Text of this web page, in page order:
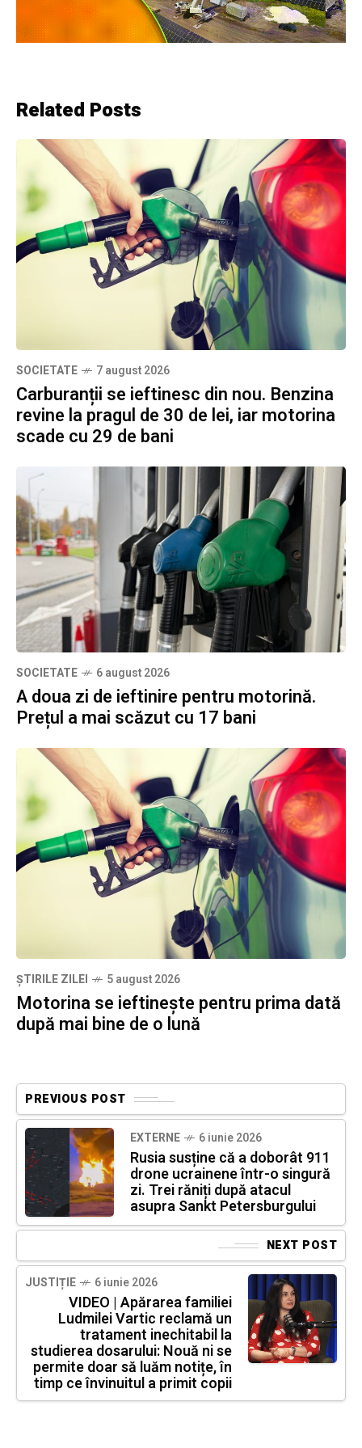
Related Posts
SOCIETATE 7 august 2026
Carburanții se ieftinesc din nou. Benzina
revine la pragul de 30 de lei, iar motorina
scade cu 29 de bani
SOCIETATE 6 august 2026
A doua zi de ieftinire pentru motorină.
Prețul a mai scăzut cu 17 bani
ȘTIRILE ZILEI 5 august 2026
Motorina se ieftinește pentru prima dată
după mai bine de o lună
PREVIOUS POST
EXTERNE 6 iunie 2026
Rusia susține că a doborât 911
drone ucrainene într-o singură
zi. Trei răniți după atacul
asupra Sankt Petersburgului
NEXT POST
JUSTIȚIE 6 iunie 2026
VIDEO | Apărarea familiei
Ludmilei Vartic reclamă un
tratament inechitabil la
studierea dosarului: Nouă ni se
permite doar să luăm notițe, în
timp ce învinuitul a primit copii